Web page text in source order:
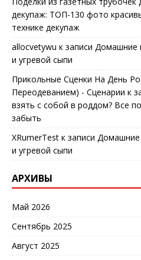
декупаж: ТОП-130 фото
технике декупаж
allocvetywu к записи Домашние
и угревой сыпи
Прикольные Сценки На День
Переодеванием) - Сценарии к
взять с собой в роддом? Все
забыть
XRumerTest к записи Домашние
и угревой сыпи
АРХИВЫ
Май 2026
Сентябрь 2025
Август 2025